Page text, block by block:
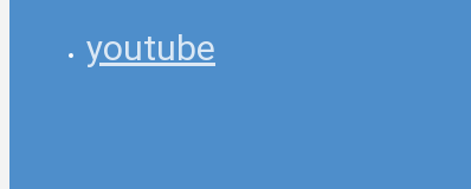
youtube